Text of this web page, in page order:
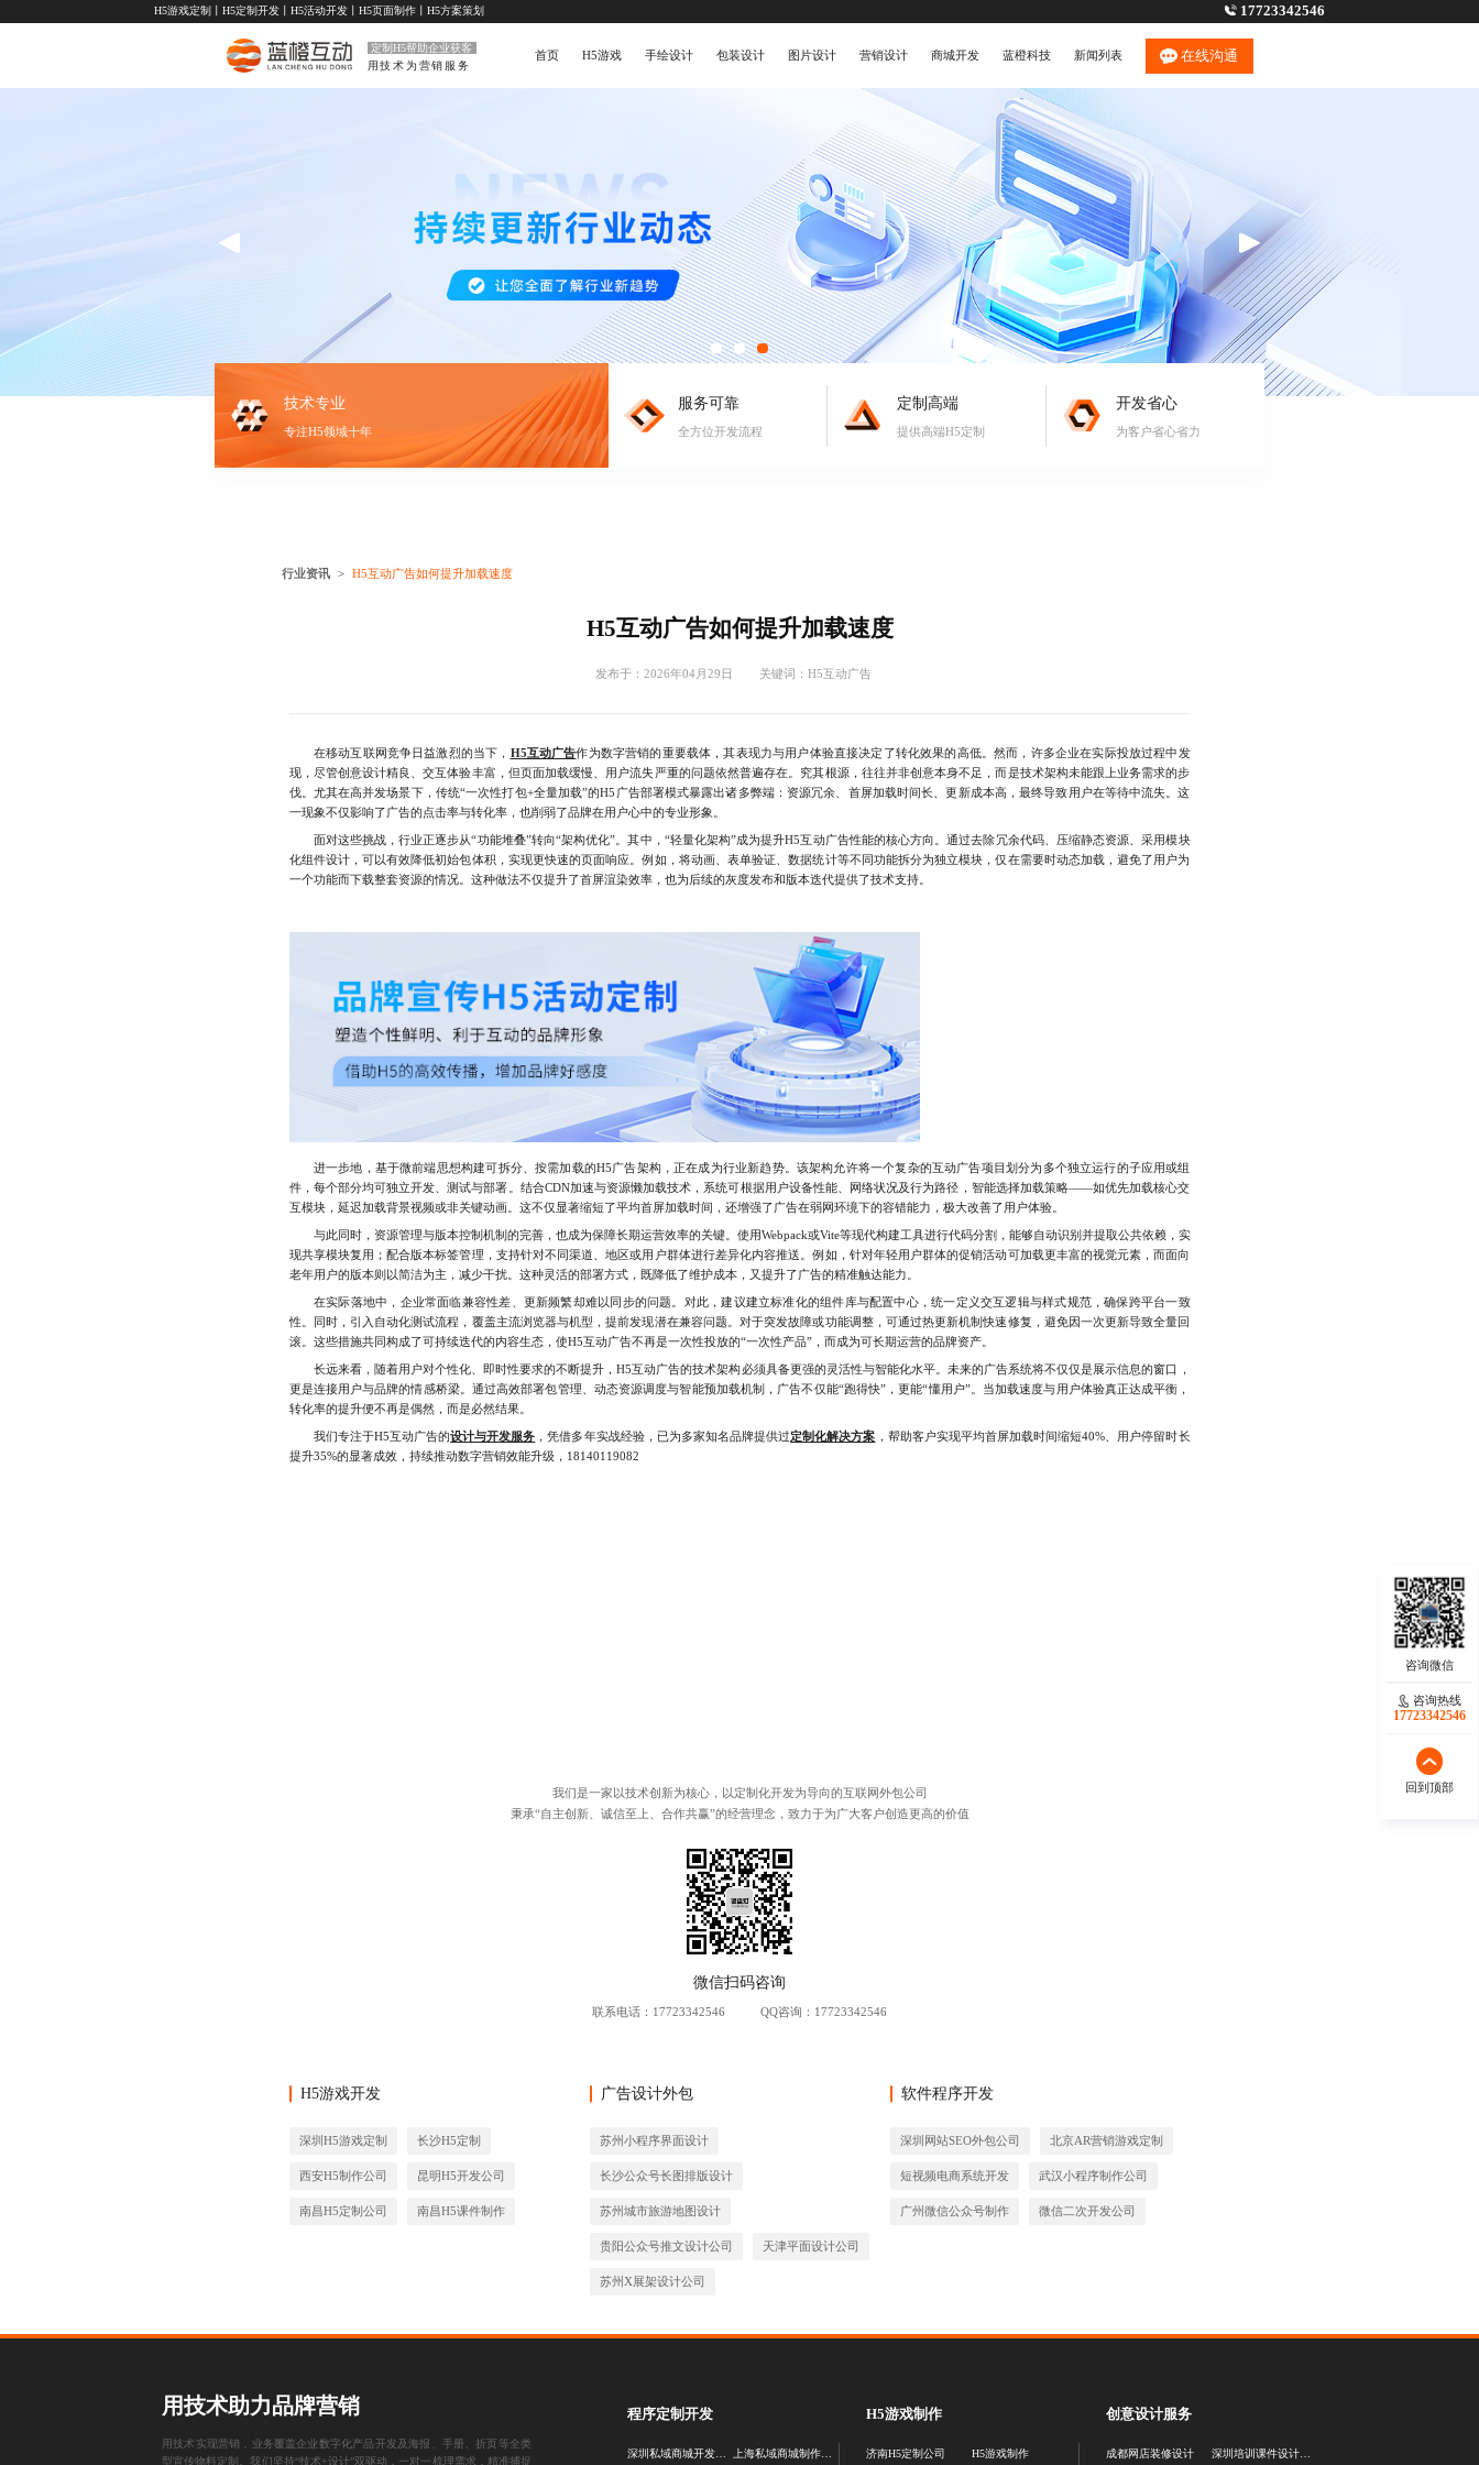
H5游戏定制 H5定制开发 H5活动开发 H5页面制作 H5方案策划 17723342546
定制H5帮助企业获客
用技术为营销服务
首页 H5游戏 手绘设计 包装设计 图片设计 营销设计 商城开发 蓝橙科技 新闻列表 在线沟通
技术专业
专注H5领域十年
服务可靠
全方位开发流程
定制高端
提供高端H5定制
开发省心
为客户省心省力
行业资讯 H5互动广告如何提升加载速度
H5互动广告如何提升加载速度
发布于：2026年04月29日 关键词：H5互动广告
在移动互联网竞争日益激烈的当下， H5互动广告作为数字营销的重要载体，其表现力与用户体验直接决定了转化效果的高低。然而，许多企业在实际投放过程中发
现，尽管创意设计精良、交互体验丰富，但页面加载缓慢、用户流失严重的问题依然普遍存在。究其根源，往往并非创意本身不足，而是技术架构未能跟上业务需求的步
伐。尤其在高并发场景下，传统“一次性打包+全量加载”的H5广告部署模式暴露出诸多弊端：资源冗余、首屏加载时间长、更新成本高，最终导致用户在等待中流失。这
一现象不仅影响了广告的点击率与转化率，也削弱了品牌在用户心中的专业形象。
面对这些挑战，行业正逐步从“功能堆叠”转向“架构优化”。其中，“轻量化架构”成为提升H5互动广告性能的核心方向。通过去除冗余代码、压缩静态资源、采用模块
化组件设计，可以有效降低初始包体积，实现更快速的页面响应。例如，将动画、表单验证、数据统计等不同功能拆分为独立模块，仅在需要时动态加载，避免了用户为
一个功能而下载整套资源的情况。这种做法不仅提升了首屏渲染效率，也为后续的灰度发布和版本迭代提供了技术支持。
进一步地，基于微前端思想构建可拆分、按需加载的H5广告架构，正在成为行业新趋势。该架构允许将一个复杂的互动广告项目划分为多个独立运行的子应用或组
件，每个部分均可独立开发、测试与部署。结合CDN加速与资源懒加载技术，系统可根据用户设备性能、网络状况及行为路径，智能选择加载策略——如优先加载核心交
互模块，延迟加载背景视频或非关键动画。这不仅显著缩短了平均首屏加载时间，还增强了广告在弱网环境下的容错能力，极大改善了用户体验。
与此同时，资源管理与版本控制机制的完善，也成为保障长期运营效率的关键。使用Webpack或Vite等现代构建工具进行代码分割，能够自动识别并提取公共依赖，实
现共享模块复用；配合版本标签管理，支持针对不同渠道、地区或用户群体进行差异化内容推送。例如，针对年轻用户群体的促销活动可加载更丰富的视觉元素，而面向
老年用户的版本则以简洁为主，减少干扰。这种灵活的部署方式，既降低了维护成本，又提升了广告的精准触达能力。
在实际落地中，企业常面临兼容性差、更新频繁却难以同步的问题。对此，建议建立标准化的组件库与配置中心，统一定义交互逻辑与样式规范，确保跨平台一致
性。同时，引入自动化测试流程，覆盖主流浏览器与机型，提前发现潜在兼容问题。对于突发故障或功能调整，可通过热更新机制快速修复，避免因一次更新导致全量回
滚。这些措施共同构成了可持续迭代的内容生态，使H5互动广告不再是一次性投放的“一次性产品”，而成为可长期运营的品牌资产。
长远来看，随着用户对个性化、即时性要求的不断提升，H5互动广告的技术架构必须具备更强的灵活性与智能化水平。未来的广告系统将不仅仅是展示信息的窗口，
更是连接用户与品牌的情感桥梁。通过高效部署包管理、动态资源调度与智能预加载机制，广告不仅能“跑得快”，更能“懂用户”。当加载速度与用户体验真正达成平衡，
转化率的提升便不再是偶然，而是必然结果。
我们专注于H5互动广告的设计与开发服务 ，凭借多年实战经验，已为多家知名品牌提供过定制化解决方案 ，帮助客户实现平均首屏加载时间缩短40%、用户停留时长
提升35%的显著成效，持续推动数字营销效能升级，18140119082
我们是一家以技术创新为核心，以定制化开发为导向的互联网外包公司
秉承“自主创新、诚信至上、合作共赢”的经营理念，致力于为广大客户创造更高的价值
联系电话： 17723342546 QQ咨询：17723342546
H5游戏开发
深圳H5游戏定制 长沙H5定制
西安H5制作公司 昆明H5开发公司
南昌H5定制公司 南昌H5课件制作
广告设计外包
苏州小程序界面设计
长沙公众号长图排版设计
苏州城市旅游地图设计
贵阳公众号推文设计公司 天津平面设计公司
苏州X展架设计公司
软件程序开发
深圳网站SEO外包公司 北京AR营销游戏定制
短视频电商系统开发 武汉小程序制作公司
广州微信公众号制作 微信二次开发公司
咨询热线
17723342546
回到顶部
咨询热线
17723342546
回到顶部
用技术助力品牌营销
用技术实现营销，业务覆盖企业数字化产品开发及海报、手册、折页等全类
型宣传物料定制。我们坚持“技术+设计”双驱动，一对一梳理需求，精准捕捉
程序定制开发
深圳私域商城开发公司
H5游戏制作
济南H5定制公司 H5游戏制作
创意设计服务
成都网店装修设计 深圳培训课件设计公司